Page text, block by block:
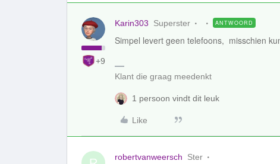
+9
Karin303 Superster ANTWOORD
Simpel levert geen telefoons, misschien
Klant die graag meedenkt
1 persoon vindt dit leuk
Like
robertvanweersch Ster